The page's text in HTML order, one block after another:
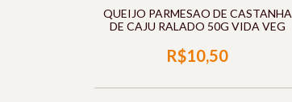
QUEIJO PARMESAO DE CASTANHA
DE CAJU RALADO 50G VIDA VEG
R$10,50